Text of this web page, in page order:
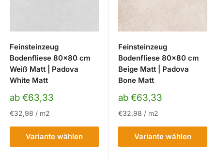
Feinsteinzeug
Bodenfliese 80x80 cm
Weiß Matt | Padova
White Matt
Sonderpreis
ab €63,33
€32,98 / m2
Variante wählen
Feinsteinzeug
Bodenfliese 80x80 cm
Beige Matt | Padova
Bone Matt
Sonderpreis
ab €63,33
€32,98 / m2
Variante wählen